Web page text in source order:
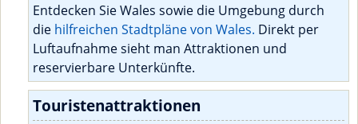
Entdecken Sie Wales sowie die Umgebung durch
die hilfreichen Stadtpläne von Wales. Direkt per
Luftaufnahme sieht man Attraktionen und
reservierbare Unterkünfte.
Touristenattraktionen